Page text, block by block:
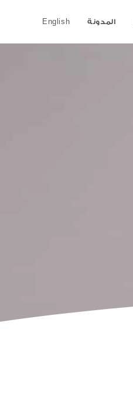
المدونة English